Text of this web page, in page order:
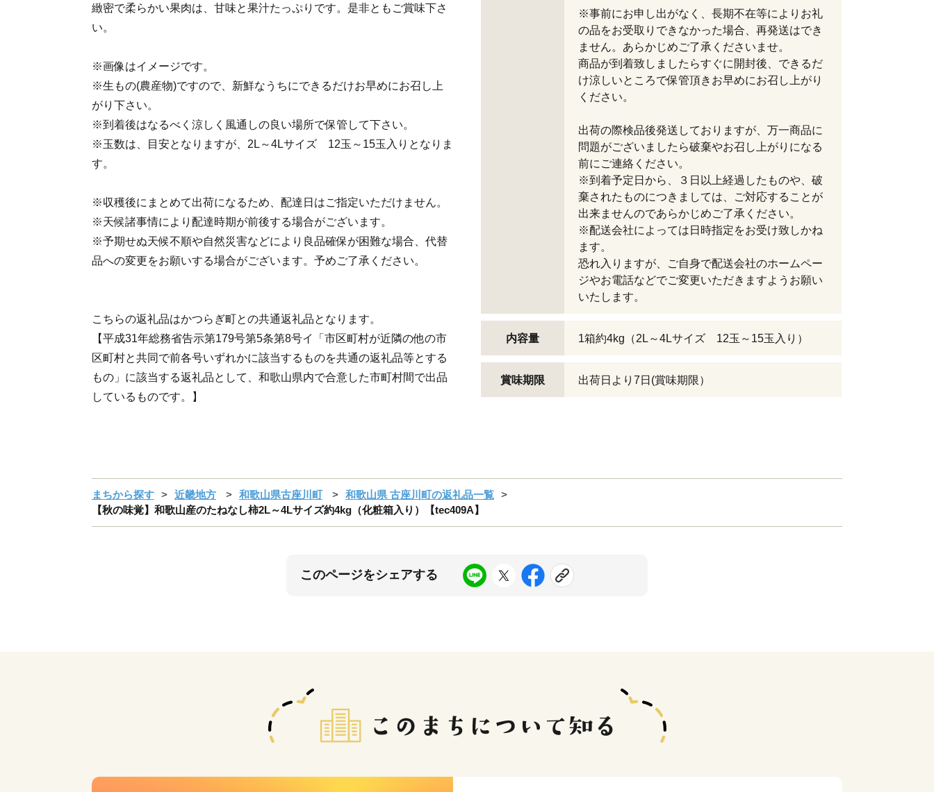
緻密で柔らかい果肉は、甘味と果汁たっぷりです。是非ともご賞味下さ
い。
※画像はイメージです。
※生もの(農産物)ですので、新鮮なうちにできるだけお早めにお召し上
がり下さい。
※到着後はなるべく涼しく風通しの良い場所で保管して下さい。
※玉数は、目安となりますが、2L～4Lサイズ 12玉～15玉入りとなりま
す。
※収穫後にまとめて出荷になるため、配達日はご指定いただけません。
※天候諸事情により配達時期が前後する場合がございます。
※予期せぬ天候不順や自然災害などにより良品確保が困難な場合、代替
品への変更をお願いする場合がございます。予めご了承ください。
こちらの返礼品はかつらぎ町との共通返礼品となります。
【平成31年総務省告示第179号第5条第8号イ「市区町村が近隣の他の市
区町村と共同で前各号いずれかに該当するものを共通の返礼品等とする
もの」に該当する返礼品として、和歌山県内で合意した市町村間で出品
しているものです。】
※事前にお申し出がなく、長期不在等によりお礼
の品をお受取りできなかった場合、再発送はでき
ません。あらかじめご了承くださいませ。
商品が到着致しましたらすぐに開封後、できるだ
け涼しいところで保管頂きお早めにお召し上がり
ください。
出荷の際検品後発送しておりますが、万一商品に
問題がございましたら破棄やお召し上がりになる
前にご連絡ください。
※到着予定日から、３日以上経過したものや、破
棄されたものにつきましては、ご対応することが
出来ませんのであらかじめご了承ください。
※配送会社によっては日時指定をお受け致しかね
ます。
恐れ入りますが、ご自身で配送会社のホームペー
ジやお電話などでご変更いただきますようお願い
いたします。
内容量 1箱約4kg（2L～4Lサイズ 12玉～15玉入り）
賞味期限 出荷日より7日(賞味期限）
まちから探す 近畿地方 和歌山県古座川町
和歌山県 古座川町の返礼品一覧
【秋の味覚】和歌山産のたねなし柿2L～4Lサイズ約4kg（化粧箱入り）【tec409A】
このページをシェアする